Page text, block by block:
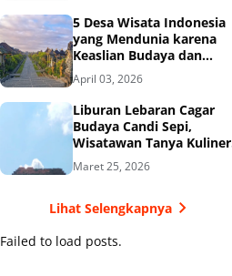
5 Desa Wisata Indonesia
yang Mendunia karena
Keaslian Budaya dan
Tradisi
April 03, 2026
Liburan Lebaran Cagar
Budaya Candi Sepi,
Wisatawan Tanya Kuliner
di Sekitar Candi Pari
Maret 25, 2026
Lihat Selengkapnya
Failed to load posts.